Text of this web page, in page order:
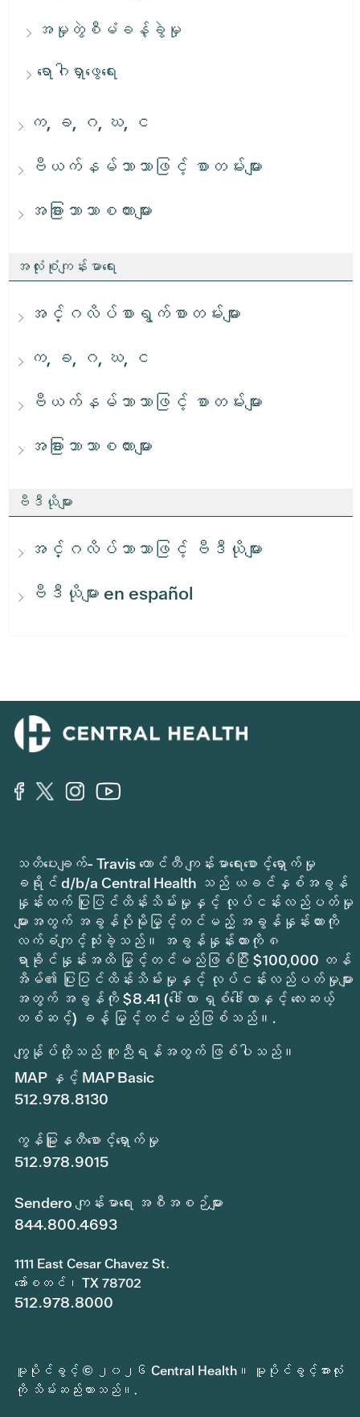
အမှုတွဲစီမံခန့်ခွဲမှု
ရောဂါရှာဖွေရေး
က, ခ, ဂ, ဃ, င
ဗီယက်နမ်ဘာသာဖြင့် စာတမ်းများ
အခြားဘာသာစကားများ
အလုံးစုံကျန်းမာရေး
အင်္ဂလိပ်စာရွက်စာတမ်းများ
က, ခ, ဂ, ဃ, င
ဗီယက်နမ်ဘာသာဖြင့် စာတမ်းများ
အခြားဘာသာစကားများ
ဗီဒီယိုများ
အင်္ဂလိပ်ဘာသာဖြင့် ဗီဒီယိုများ
ဗီဒီယိုများ en español
သတိပေးချက်- Travis ကောင်တီ ကျန်းမာရေးစောင့်ရှောက်မှု
ခရိုင် d/b/a Central Health သည် ယခင်နှစ်အခွန်
နှုန်းထက် ပြုပြင်ထိန်းသိမ်းမှုနှင့် လုပ်ငန်းလည်ပတ်မှု
များအတွက် အခွန်ပိုမိုမြှင့်တင်မည့် အခွန်နှုန်းထားကို
လက်ခံကျင့်သုံးခဲ့သည်။ အခွန်နှုန်းထားကို ၈
ရာခိုင်နှုန်းအထိ မြှင့်တင်မည်ဖြစ်ပြီး $100,000 တန်
အိမ်၏ ပြုပြင်ထိန်းသိမ်းမှုနှင့် လုပ်ငန်းလည်ပတ်မှုများ
အတွက် အခွန်ကို $8.41 (ဒေါ်လာ ရှစ်ဒေါ်လာနှင့် လေးဆယ့်
တစ်ဆင့်) ခန့် မြှင့်တင်မည်ဖြစ်သည်။.
ကျွန်ုပ်တို့သည် ကူညီရန်အတွက် ဖြစ်ပါသည်။
MAP နှင့် MAP Basic
512.978.8130
ကွန်မြူနတီစောင့်ရှောက်မှု
512.978.9015
Sendero ကျန်းမာရေး အစီအစဉ်များ
844.800.4693
1111 East Cesar Chavez St.
အော်စတင်၊ TX 78702
512.978.8000
မူပိုင်ခွင့် © ၂၀၂၆ Central Health။ မူပိုင်ခွင့်အားလုံး
ကို သိမ်းဆည်းထားသည်။.